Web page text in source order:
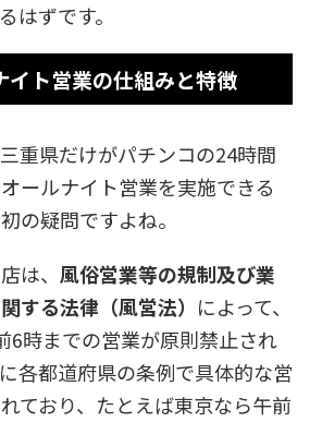
はずです。
イト営業の仕組みと特徴
重県だけがパチンコの24時間
ールナイト営業を実施できる
の疑問ですよね。
は、 風俗営業等の規制及び業
する法律（風営法） によって、
6時までの営業が原則禁止され
各都道府県の条例で具体的な営
ており、たとえば東京なら午前